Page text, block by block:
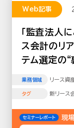
Web記事
「監査法人
ス会計のリ
テム選定の“
業務領域 リース資
タグ 新リース